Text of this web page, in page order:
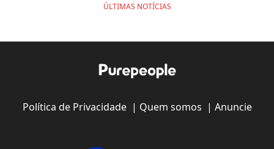
ÚLTIMAS NOTÍCIAS
Política de Privacidade| Quem somos | Anuncie